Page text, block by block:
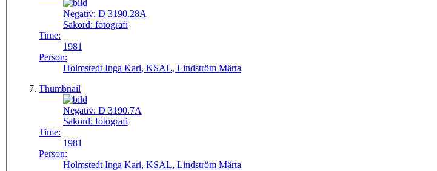
Negativ: D 3190.28A
Sakord: fotografi
Time:
1981
Person:
Holmstedt Inga Kari, KSAL, Lindström Märta
Thumbnail
Negativ: D 3190.7A
Sakord: fotografi
Time:
1981
Person:
Holmstedt Inga Kari, KSAL, Lindström Märta